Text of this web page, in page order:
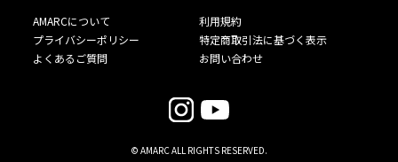
AMARCについて
利用規約
プライバシーポリシー
特定商取引法に基づく表示
よくあるご質問
お問い合わせ
© AMARC ALL RIGHTS RESERVED.